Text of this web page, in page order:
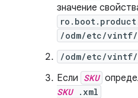
значение
/odm/etc/vintf/
/odm/etc/vintf/
Если SKU
SKU.xml